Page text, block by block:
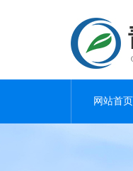
网站首页